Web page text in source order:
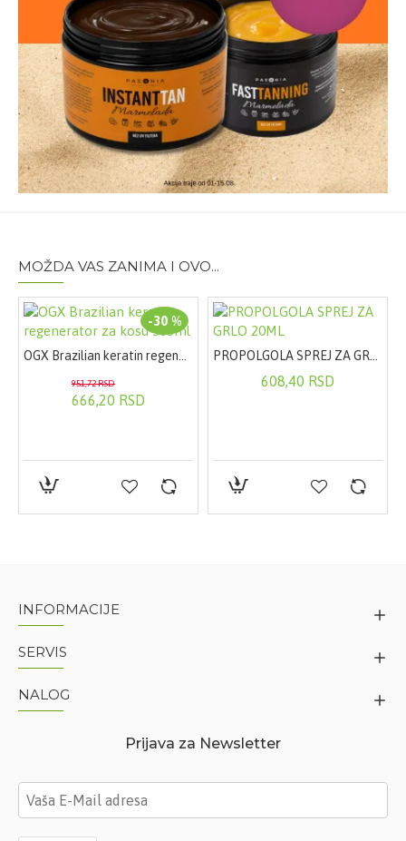
Pakovanje:200ml
MOŽDA VAS ZANIMA I OVO...
-30 %
666,20 RSD
951,72 RSD 608,40 RSD
INFORMACIJE
SERVIS
NALOG
Prijava za Newsletter